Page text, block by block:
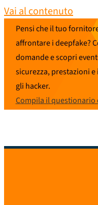
Vai al contenuto
Pensi che il tuo
affrontare i deepfake?
domande e scopri
sicurezza, prestazioni
gli hacker.
Compila il questionario